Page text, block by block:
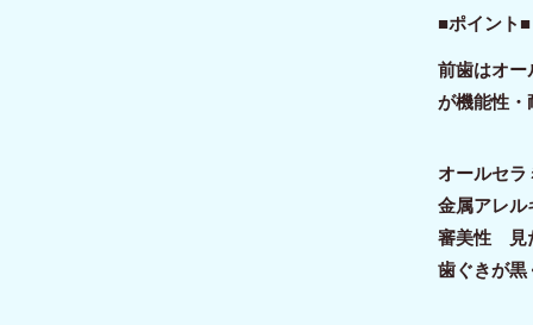
■ポイント■
前歯はオー
が機能性・
オールセ
金属アレル
審美性 見
歯ぐきが黒